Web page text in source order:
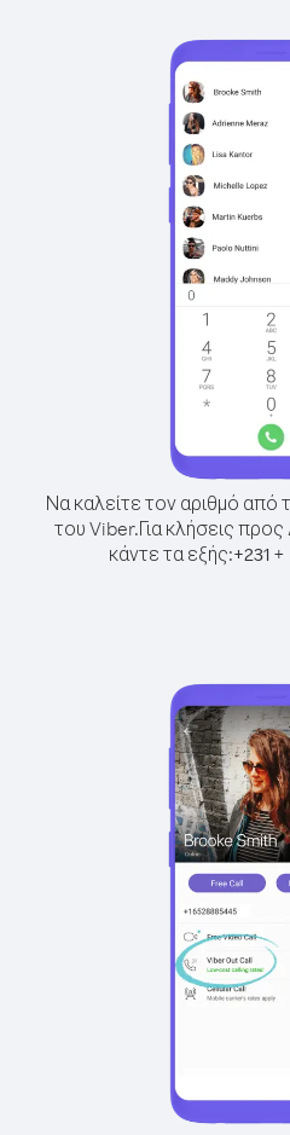
Να καλείτε τον αριθμό από
του Viber.Για κλήσεις
κάντε τα εξής:+231 +